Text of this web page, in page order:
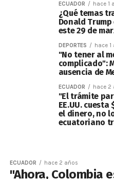
ECUADOR hace 1
¿Qué temas
Donald
este 29 de
DEPORTES hace 1
"No tener al
complicado":
ausencia de
ECUADOR hace 2
"El trámite
EE.UU.
el dinero, no
ecuatoriano
ECUADOR hace 2 años
"Ahora, Colombia